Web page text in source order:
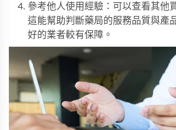
參考他人使用經驗：可以查看其他
這能幫助判斷藥局的服務品質與產
好的業者較有保障。